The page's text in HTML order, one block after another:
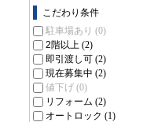
こだわり条件
駐車場あり (0)
2階以上 (2)
即引渡し可 (2)
現在募集中 (2)
値下げ (0)
リフォーム (2)
オートロック (1)